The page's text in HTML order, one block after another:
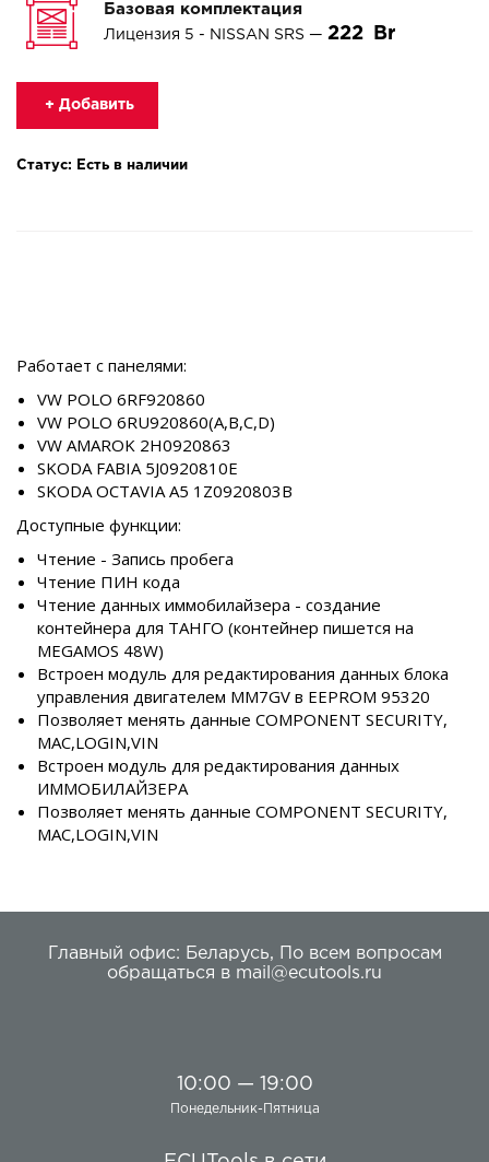
Базовая комплектация
Лицензия 5 - NISSAN SRS — 222
+ Добавить
Статус: Есть в наличии
Работает с панелями:
VW POLO 6RF920860
VW POLO 6RU920860(A,B,C,D)
VW AMAROK 2H0920863
SKODA FABIA 5J0920810E
SKODA OCTAVIA A5 1Z0920803B
Доступные функции:
Чтение - Запись пробега
Чтение ПИН кода
Чтение данных иммобилайзера - создание
контейнера для ТАНГО (контейнер пишется на
MEGAMOS 48W)
Встроен модуль для редактирования данных блока
управления двигателем MM7GV в EEPROM 95320
Позволяет менять данные COMPONENT SECURITY,
MAC,LOGIN,VIN
Встроен модуль для редактирования данных
ИММОБИЛАЙЗЕРА
Позволяет менять данные COMPONENT SECURITY,
MAC,LOGIN,VIN
Главный офис: Беларусь,
По всем вопросам
обращаться в mail@ecutools.ru
10:00 — 19:00
Понедельник-Пятница